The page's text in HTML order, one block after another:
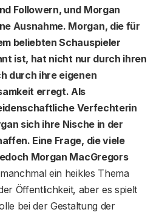
Followern, und Morgan
Ausnahme. Morgan, die für
beliebten Schauspieler
ist, hat nicht nur durch ihren
durch ihre eigenen
erregt. Als
Verfechterin
sich ihre Nische in der
Eine Frage, die viele
Morgan MacGregors
ein heikles Thema
Öffentlichkeit, aber es spielt
bei der Gestaltung der